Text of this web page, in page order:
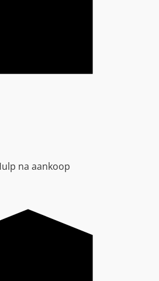
na aankoop